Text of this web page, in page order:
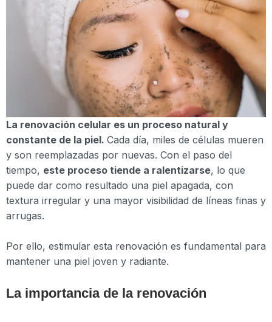
La renovación celular es un proceso natural y
constante de la piel. Cada día, miles de células mueren
y son reemplazadas por nuevas. Con el paso del
tiempo, este proceso tiende a ralentizarse, lo que
puede dar como resultado una piel apagada, con
textura irregular y una mayor visibilidad de líneas finas y
arrugas.
Por ello, estimular esta renovación es fundamental para
mantener una piel joven y radiante.
La importancia de la renovación